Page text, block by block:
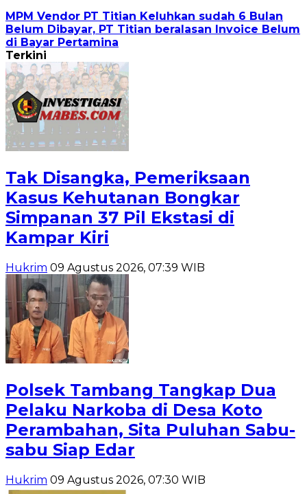
MPM Vendor PT Titian Keluhkan sudah 6 Bulan
Belum Dibayar, PT Titian beralasan Invoice Belum
di Bayar Pertamina
Terkini
Tak Disangka, Pemeriksaan
Kasus Kehutanan Bongkar
Simpanan 37 Pil Ekstasi di
Kampar Kiri
Hukrim 09 Agustus 2026, 07:39 WIB
Polsek Tambang Tangkap Dua
Pelaku Narkoba di Desa Koto
Perambahan, Sita Puluhan Sabu-
sabu Siap Edar
Hukrim 09 Agustus 2026, 07:30 WIB